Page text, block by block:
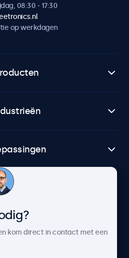
08:30 - 17:30
op werkdagen
kom direct in contact met een